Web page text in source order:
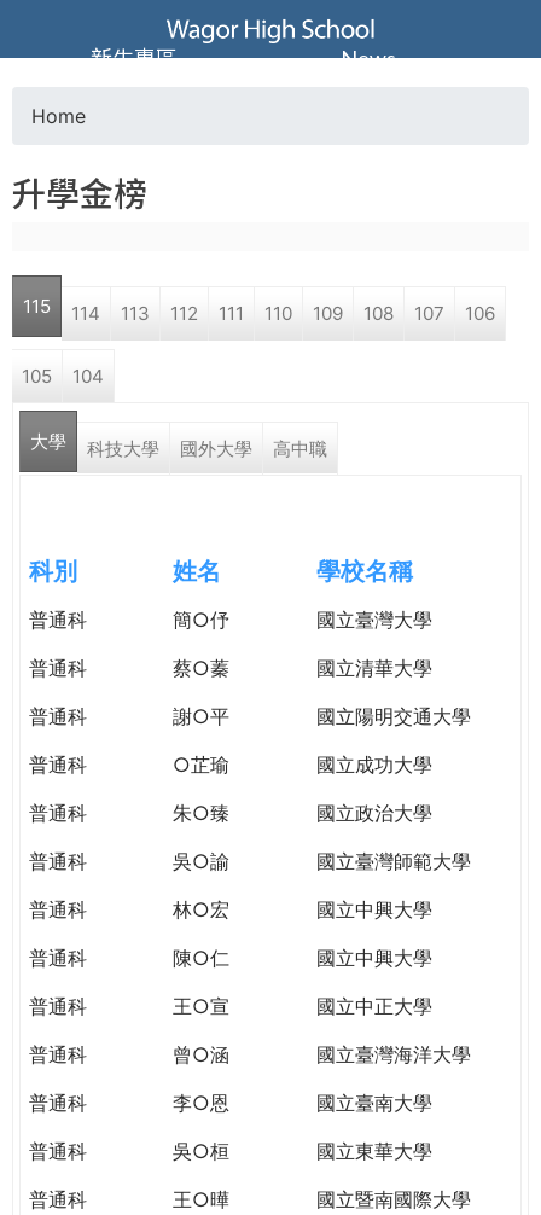
Jump to navigation
葳
格
高
中
學
格。
民。
TODAY
WORLD
TOMORROW
YOU
o
u
a
r
e
e
r
e
Home
升學金榜
115 114 113 112 111 110 109 108 107 106
105 104
大學 科技大學 國外大學 高中職
科別 姓名 學校名稱
普通科 簡○伃
國立臺灣大學
普通科
蔡○蓁
國立清華大學
普通科
謝○平
國立陽明交通大學
普通科
○芷瑜
國立成功大學
普通科
朱○臻
國立政治大學
普通科
吳○諭
國立臺灣師範大學
普通科
林○宏
國立中興大學
普通科
陳○仁
國立中興大學
普通科
王○宣
國立中正大學
普通科
曾○涵
國立臺灣海洋大學
普通科
李○恩
國立臺南大學
普通科
吳○桓
國立東華大學
普通科
王○曄
國立暨南國際大學
新生專區 News